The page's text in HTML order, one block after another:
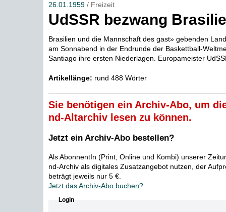
26.01.1959/ Freizeit
UdSSR bezwang
Brasilien und die Mannschaft des gast» gebenden
am Sonnabend in der Endrunde der Baskettball-
Santiago ihre ersten Niederlagen. Europameister
Artikellänge: rund 488 Wörter
Sie benötigen ein Archiv-Abo, um
nd-Altarchiv lesen zu können.
Jetzt ein Archiv-Abo bestellen?
Als AbonnentIn (Print, Online und Kombi) unserer
nd-Archiv als digitales Zusatzangebot nutzen, der
beträgt jeweils nur 5 €.
Jetzt das Archiv-Abo buchen?
Login